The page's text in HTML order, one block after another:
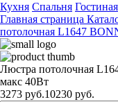
Кухня Спальня Гостиная
Главная страница
потолочная L1647
Люстра потолочная
макс 40Вт
3273 руб.10230 руб.